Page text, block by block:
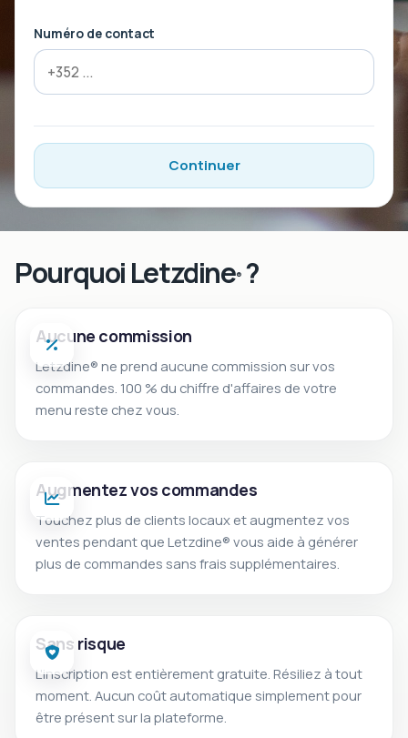
Numéro de contact
Continuer
Pourquoi Letzdine®?
Aucune commission
Letzdine® ne prend aucune commission sur vos
commandes. 100 % du chiffre d'affaires de votre
menu reste chez vous.
Augmentez vos commandes
Touchez plus de clients locaux et augmentez vos
ventes pendant que Letzdine® vous aide à générer
plus de commandes sans frais supplémentaires.
Sans risque
L'inscription est entièrement gratuite. Résiliez à tout
moment. Aucun coût automatique simplement pour
être présent sur la plateforme.